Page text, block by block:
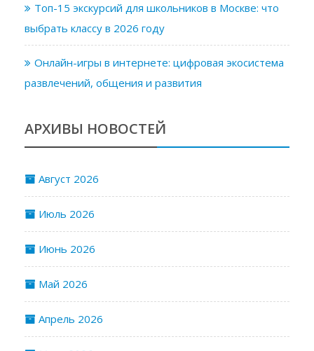
Топ-15 экскурсий для школьников в Москве: что
выбрать классу в 2026 году
Онлайн-игры в интернете: цифровая экосистема
развлечений, общения и развития
АРХИВЫ НОВОСТЕЙ
Август 2026
Июль 2026
Июнь 2026
Май 2026
Апрель 2026